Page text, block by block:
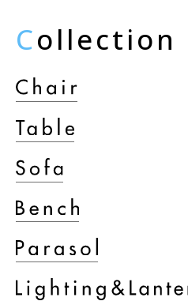
Collection